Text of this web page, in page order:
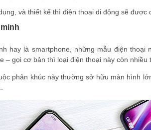
và thiết kế thì điện thoại di động sẽ được
hay là smartphone, những mẫu điện
– gọi cơ bản thì loại điện thoại này còn
phân khúc này thường sở hữu màn hình